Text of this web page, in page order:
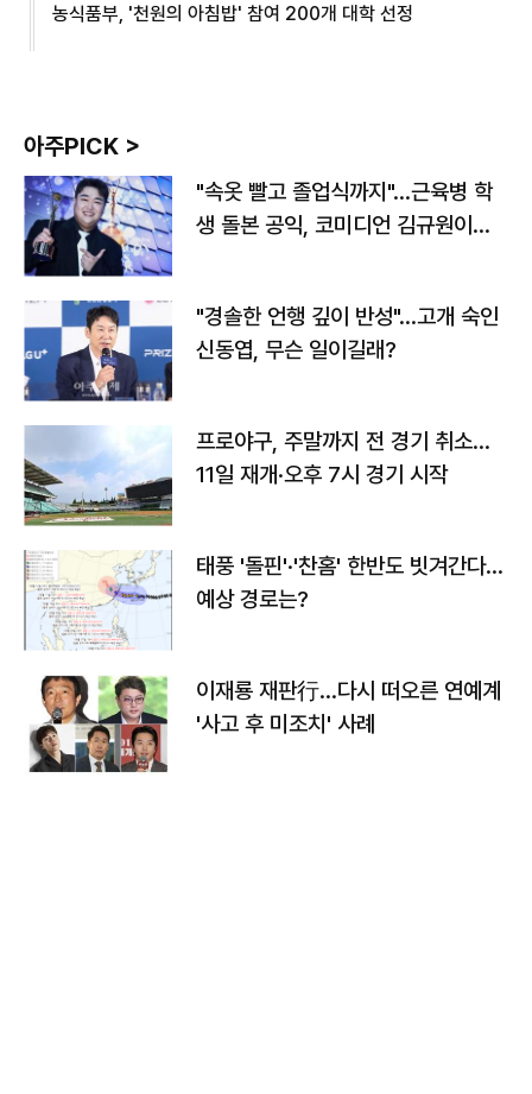
농식품부, '천원의 아침밥' 참여 200개 대학 선정
아주PICK >
"속옷 빨고 졸업식까지"…근육병 학
생 돌본 공익, 코미디언 김규원이었
"경솔한 언행 깊이 반성"…고개 숙인
신동엽, 무슨 일이길래?
프로야구, 주말까지 전 경기 취소…
11일 재개·오후 7시 경기 시작
태풍 '돌핀'·'찬홈' 한반도 빗겨간다…
예상 경로는?
이재룡 재판行…다시 떠오른 연예계
'사고 후 미조치' 사례